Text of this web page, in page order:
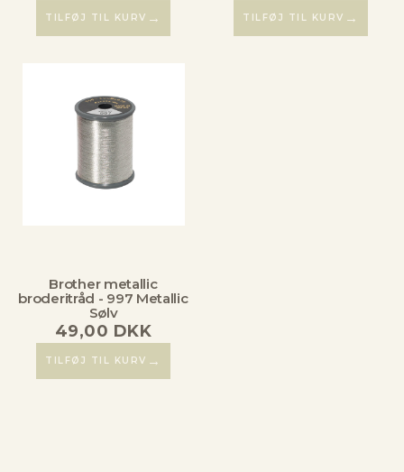
TILFØJ TIL KURV → TILFØJ TIL KURV →
Brother metallic
broderitråd - 997 Metallic
Sølv
49,00 DKK
TILFØJ TIL KURV →